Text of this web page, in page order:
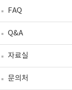
FAQ
Q&A
자료실
문의처